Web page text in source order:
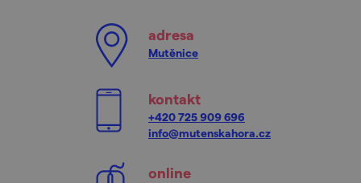
adresa
Mutěnice
kontakt
+420 725 909 696
info@mutenskahora.cz
online